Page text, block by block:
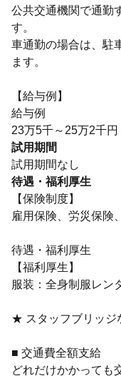
公共交通機関で通勤
す。
車通勤の場合は、駐
ます。
【給与例】
給与例
23万5千～25万2千円
試用期間
試用期間なし
待遇・福利厚生
【保険制度】
雇用保険、労災保険
待遇・福利厚生
【福利厚生】
服装：全身制服レン
★ スタッフブリッジ
■ 交通費全額支給
どれだけかかっても